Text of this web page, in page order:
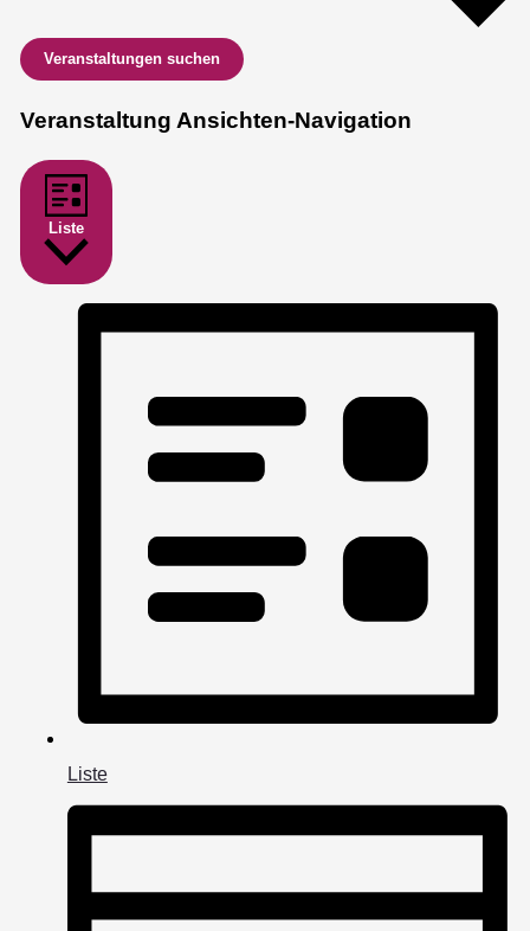
Veranstaltungen suchen
Veranstaltung Ansichten-Navigation
Liste
Liste